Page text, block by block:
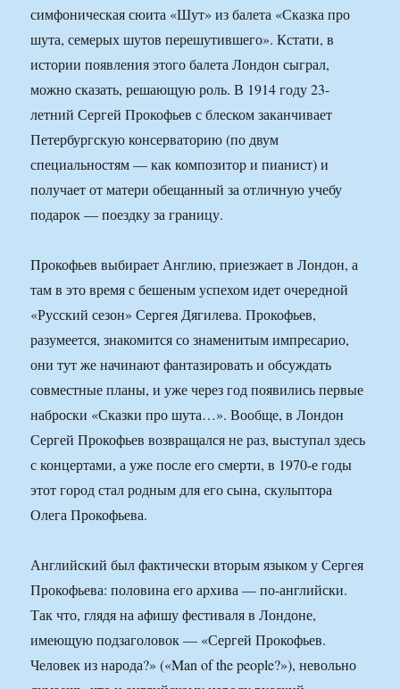
симфоническая сюита «Шут» из балета «Сказка про
шута, семерых шутов перешутившего». Кстати, в
истории появления этого балета Лондон сыграл,
можно сказать, решающую роль. В 1914 году 23-
летний Сергей Прокофьев с блеском заканчивает
Петербургскую консерваторию (по двум
специальностям — как композитор и пианист) и
получает от матери обещанный за отличную учебу
подарок — поездку за границу.
Прокофьев выбирает Англию, приезжает в Лондон, а
там в это время с бешеным успехом идет очередной
«Русский сезон» Сергея Дягилева. Прокофьев,
разумеется, знакомится со знаменитым импресарио,
они тут же начинают фантазировать и обсуждать
совместные планы, и уже через год появились первые
наброски «Сказки про шута…». Вообще, в Лондон
Сергей Прокофьев возвращался не раз, выступал здесь
с концертами, а уже после его смерти, в 1970-е годы
этот город стал родным для его сына, скульптора
Олега Прокофьева.
Английский был фактически вторым языком у Сергея
Прокофьева: половина его архива — по-английски.
Так что, глядя на афишу фестиваля в Лондоне,
имеющую подзаголовок — «Сергей Прокофьев.
Человек из народа?» («Man of the people?»), невольно